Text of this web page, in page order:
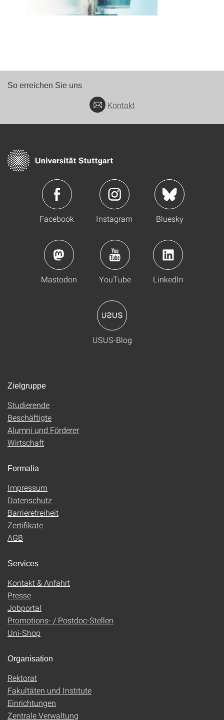
So erreichen Sie uns
Kontakt
Facebook Instagram Bluesky
Mastodon YouTube LinkedIn
USUS-Blog
Zielgruppe
Studierende
Beschäftigte
Alumni und Förderer
Wirtschaft
Formalia
Impressum
Datenschutz
Barrierefreiheit
Zertifikate
AGB
Services
Kontakt & Anfahrt
Presse
Jobportal
Promotions- / Postdoc-Stellen
Uni-Shop
Organisation
Rektorat
Fakultäten und Institute
Einrichtungen
Zentrale Verwaltung